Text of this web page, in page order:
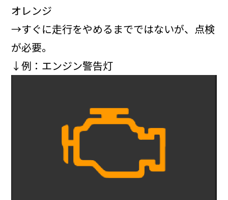
オレンジ
→すぐに走行をやめるまでではないが、点検
が必要。
↓例：エンジン警告灯